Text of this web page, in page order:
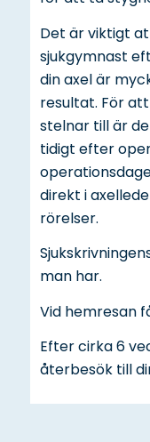
Det är viktigt
sjukgymnast
din axel är
resultat. För
stelnar till är
tidigt efter
direkt i
rörelser.
man har.
Vid hemresan
Efter cirka 6
återbesök till